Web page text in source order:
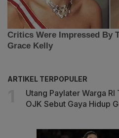
ARTIKEL TERPOPULER
Utang Paylater Warga
OJK Sebut Gaya Hidup